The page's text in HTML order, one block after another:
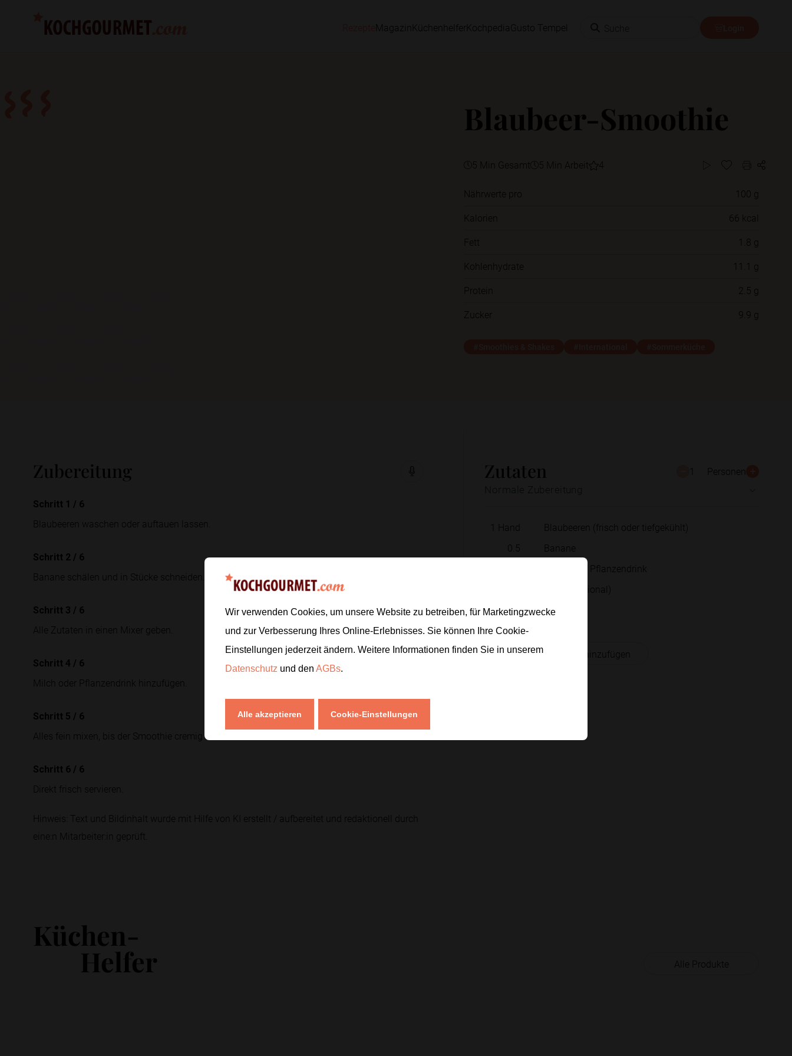
Magazin Küchenhelfer Kochpedia Gusto Tempel
Blaubeer-Smoothie
5 Min Gesamt 5 Min Arbeit 4
Nährwerte pro
100 g
Kalorien
66 kcal
Fett
1.8 g
Kohlenhydrate
11.1 g
Protein
2.5 g
Zucker
9.9 g
Zutaten 1 Personen
1 Hand
Blaubeeren (frisch oder tiefgekühlt)
0.5
Banane
Milch oder Pflanzendrink
Honig (optional)
3
Eiswürfel
Zur Einkaufsliste hinzufügen
Zubereitung
Schritt 1 / 6
Blaubeeren waschen oder auftauen lassen.
Schritt 2 / 6
Banane schälen und in Stücke schneiden.
Schritt 3 / 6
Alle Zutaten in einen Mixer geben.
Schritt 4 / 6
Milch oder Pflanzendrink hinzufügen.
Schritt 5 / 6
Alles fein mixen, bis der Smoothie cremig ist.
Schritt 6 / 6
Direkt frisch servieren.
Hinweis: Text und Bildinhalt wurde mit Hilfe von KI erstellt / aufbereitet und redaktionell durch
eine:n Mitarbeiter:in geprüft.
Küchen-
Helfer Alle Produkte
Wir verwenden Cookies, um unsere Website zu betreiben, für Marketingzwecke
und zur Verbesserung Ihres Online-Erlebnisses. Sie können Ihre Cookie-
Einstellungen jederzeit ändern. Weitere Informationen finden Sie in unserem
Datenschutz und den AGBs.
Alle akzeptieren Cookie-Einstellungen